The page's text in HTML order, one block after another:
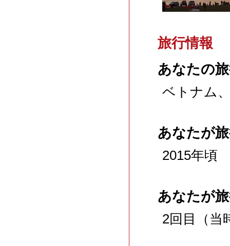
旅行情報
あなたの
ベトナム
あなたが
2015年頃
あなたが
2回目（当